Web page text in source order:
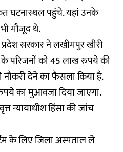
घटनास्थल पहुंचे. यहां उनके
मौजूद थे.
सरकार ने लखीमपुर खीरी
के परिजनों को 45 लाख रुपये की
देने का फैसला किया है.
का मुआवजा दिया जाएगा.
न्यायाधीश हिंसा की जांच
के लिए जिला अस्पताल ले